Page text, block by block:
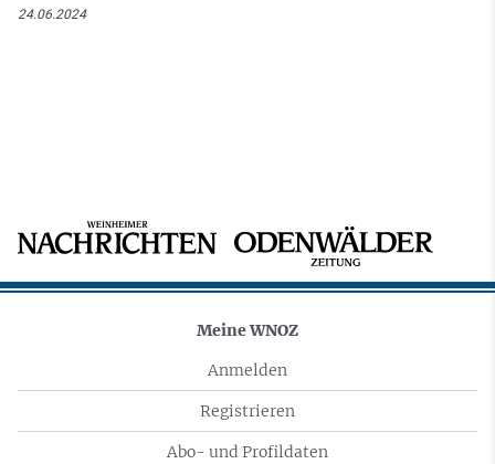
24.06.2024
Meine WNOZ
Anmelden
Registrieren
Abo- und Profildaten